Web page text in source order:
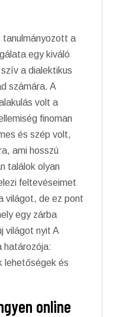
tanulmányozott a
egy kiváló
a dialektikus
számára. A
volt a
finoman
és szép volt,
ami hosszú
találok olyan
feltevéseimet
világot, de ez pont
egy zárba
világot nyit A
határozója:
lehetőségek és
online